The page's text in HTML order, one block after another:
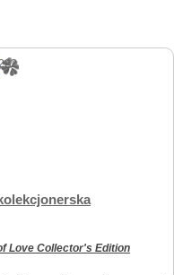
Love Collector's Edition